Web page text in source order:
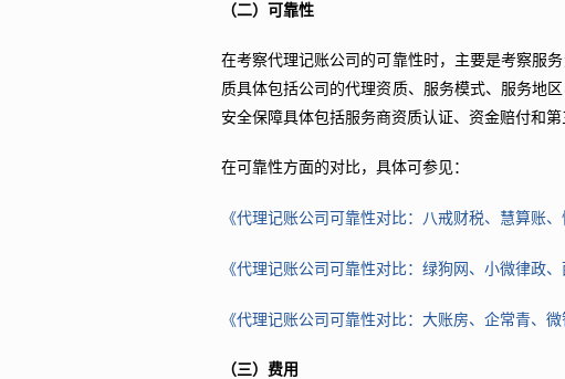
（二）可靠性
在考察代理记账公司的可靠性时，主要是考察服
质具体包括公司的代理资质、服务模式、服务地
安全保障具体包括服务商资质认证、资金赔付和第
在可靠性方面的对比，具体可参见：
《代理记账公司可靠性对比：八戒财税、慧算账、
《代理记账公司可靠性对比：绿狗网、小微律政、
《代理记账公司可靠性对比：大账房、企常青、微
（三）费用